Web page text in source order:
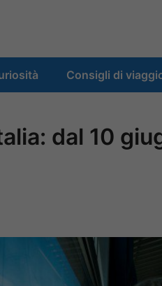
Consigli di
dal 10